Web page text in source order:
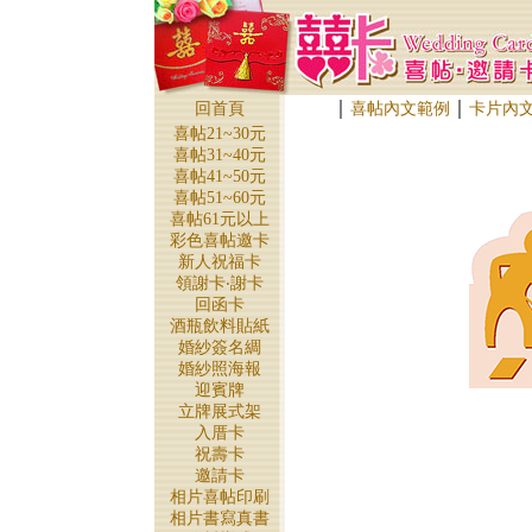
回首頁
喜帖21~30元
喜帖31~40元
喜帖41~50元
喜帖51~60元
喜帖61元以上
彩色喜帖邀卡
新人祝福卡
領謝卡‧謝卡
回函卡
酒瓶飲料貼紙
婚紗簽名綢
婚紗照海報
迎賓牌
立牌展式架
入厝卡
祝壽卡
邀請卡
相片喜帖印刷
相片書寫真書
喜帖內文範例 卡片內